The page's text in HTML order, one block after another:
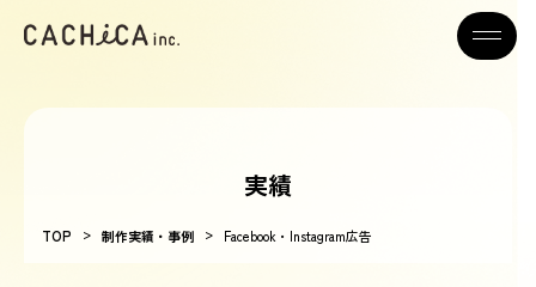
実績
TOP > 制作実績・事例 > Facebook・Instagram広告